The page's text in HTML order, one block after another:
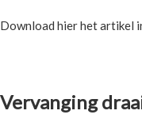
Download hier het artikel
Vervanging